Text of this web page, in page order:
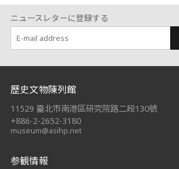
ニュースレターに登録する
:::
歷史文物陳列館
11529 臺北市南港區研究院路二段130號
+886-2-2652-3180
museum@asihp.net
参観情報